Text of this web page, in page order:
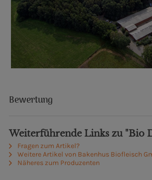
Bewertung
Weiterführende Links zu "Bio
Fragen zum Artikel?
Weitere Artikel von Bakenhus Biofleisch
Näheres zum Produzenten